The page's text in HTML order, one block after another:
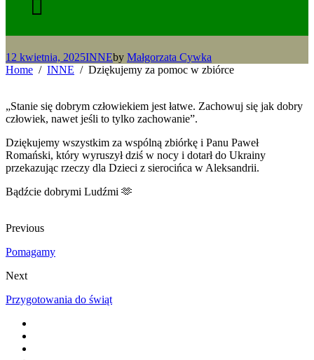
12 kwietnia, 2025INNEby Małgorzata Cywka
Home
INNE Dziękujemy za pomoc w zbiórce
„Stanie się dobrym człowiekiem jest łatwe. Zachowuj się jak dobry
człowiek, nawet jeśli to tylko zachowanie”.
Dziękujemy wszystkim za wspólną zbiórkę i Panu Paweł
Romański, który wyruszył dziś w nocy i dotarł do Ukrainy
przekazując rzeczy dla Dzieci z sierocińca w Aleksandrii.
Bądźcie dobrymi Ludźmi 🫶
Previous
Pomagamy
Next
Przygotowania do świąt